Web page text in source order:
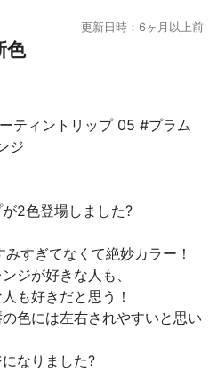
更新日時：6ヶ月以上前
色
ティントリップ 05 #プラム
ジ
2色登場しました?
すぎてなくて絶妙カラー！
ジが好きな人も、
も好きだと思う！
色には左右されやすいと思い
なりました?